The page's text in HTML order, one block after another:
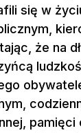
się w
że na
pamięci